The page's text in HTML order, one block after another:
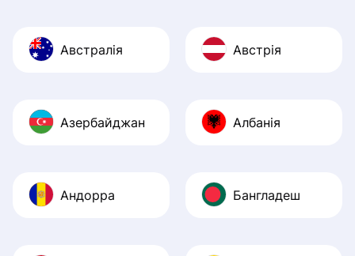
Австралія Австрія
Азербайджан Албанія
Андорра Бангладеш